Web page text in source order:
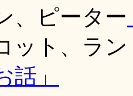
、ピーター
ット、ラ
」